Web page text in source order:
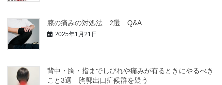
膝の痛みの対処法 2選 Q&A
2025年1月21日
背中・胸・指までしびれや痛みが有るときにやるべき
こと3選 胸郭出口症候群を疑う